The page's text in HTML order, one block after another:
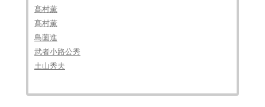
髙村薫
髙村薫
島薗進
武者小路公秀
土山秀夫